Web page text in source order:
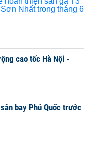
cao tốc Hà Nội -
bay Phú Quốc trước